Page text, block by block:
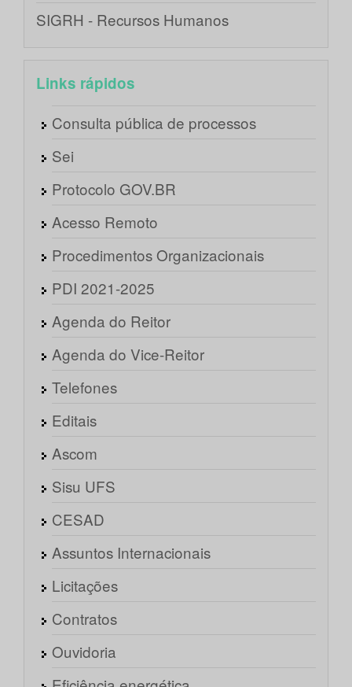
SIGRH - Recursos Humanos
Links rápidos
Consulta pública de processos
Sei
Protocolo GOV.BR
Acesso Remoto
Procedimentos Organizacionais
PDI 2021-2025
Agenda do Reitor
Agenda do Vice-Reitor
Telefones
Editais
Ascom
Sisu UFS
CESAD
Assuntos Internacionais
Licitações
Contratos
Ouvidoria